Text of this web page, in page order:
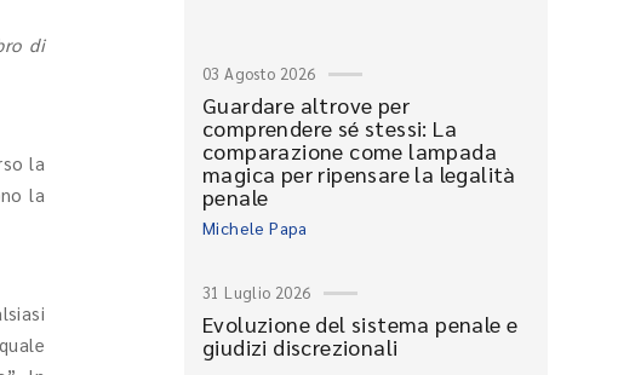
di
la
la
03 Agosto 2026
Guardare altrove per
comprendere sé stessi: La
comparazione come lampada
magica per ripensare la legalità
penale
Michele Papa
31 Luglio 2026
Evoluzione del sistema penale e
giudizi discrezionali